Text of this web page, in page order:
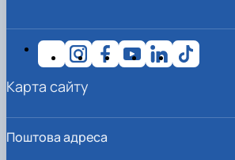
Поштова адреса
Карта сайту